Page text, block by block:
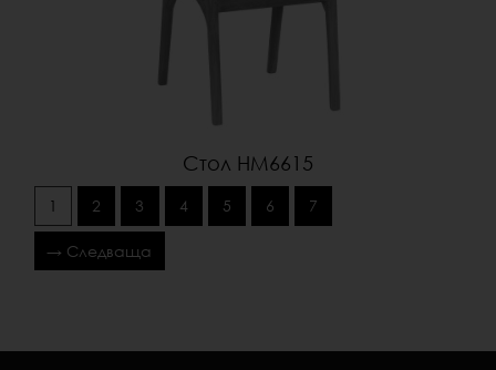
Стол HM6615
1 2 3 4 5 6 7
→ Следваща